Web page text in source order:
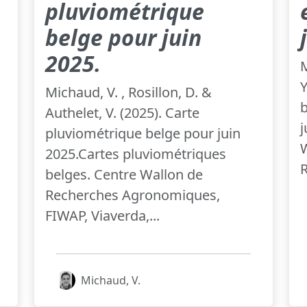
pluviométrique
belge pour juin
2025.
Michaud, V. , Rosillon, D. &
Authelet, V. (2025). Carte
pluviométrique belge pour juin
2025.Cartes pluviométriques
belges. Centre Wallon de
Recherches Agronomiques,
FIWAP, Viaverda,...
Michaud, V.